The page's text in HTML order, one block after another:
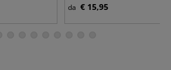
da € 15,95